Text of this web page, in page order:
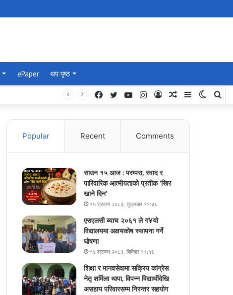
ePaper थप पृष्ठ
Switch
Sidebar
Random
Log
Instagram
YouTube
Twitter
Facebook
Popular Recent Comments
साउन १५ आज : परम्परा, स्वाद र
पारिवारिक आत्मीयताको प्रतीक ‘खिर
खाने दिन’
१५ श्रावण २०८३, शुक्रबार ११:३८
एसएलसी ब्याच २०६१ ले ग¥यो
विद्यालयमा अक्षयकोष स्थापना गर्ने
घोषणा
१४ श्रावण २०८३, बिहीबार १९:१६
शिक्षा र मानवसेवामा सक्रिय कांग्रेस
नेतृ शर्मिला थापा, विपन्न विद्यार्थीदेखि
असहाय परिवारसम्म निरन्तर सहयोग